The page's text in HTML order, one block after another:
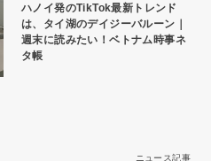
ハノイ発のTikTok最新トレンド
は、タイ湖のデイジーバルーン｜
週末に読みたい！ベトナム時事ネ
タ帳
ニュース記事